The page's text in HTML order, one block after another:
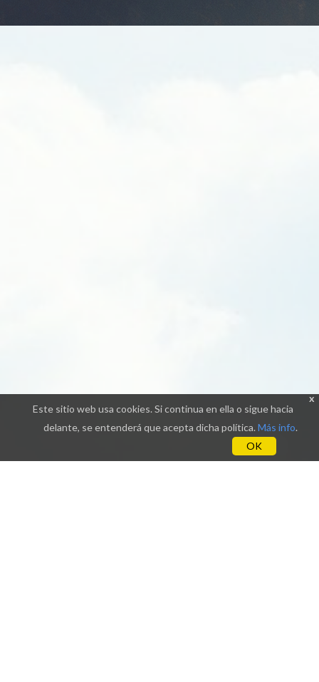
x
Este sitio web usa cookies. Si continua en ella o sigue hacia
delante, se entenderá que acepta dicha política. Más info.
OK